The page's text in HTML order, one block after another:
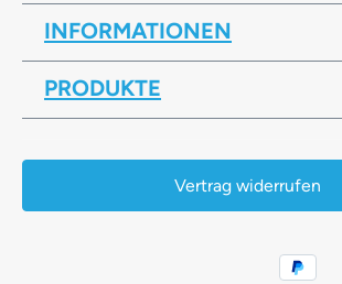
INFORMATIONEN
PRODUKTE
Vertrag widerrufen